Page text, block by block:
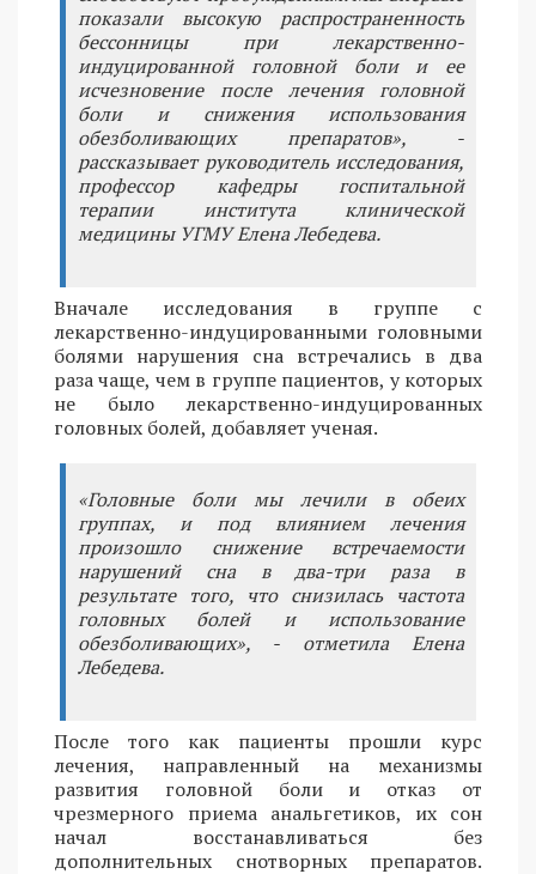
показали высокую распространенность
бессонницы при лекарственно-
индуцированной головной боли и ее
исчезновение после лечения головной
боли и снижения использования
обезболивающих препаратов», -
рассказывает руководитель исследования,
профессор кафедры госпитальной
терапии института клинической
медицины УГМУ Елена Лебедева.
Вначале исследования в группе с
лекарственно-индуцированными головными
болями нарушения сна встречались в два
раза чаще, чем в группе пациентов, у которых
не было лекарственно-индуцированных
головных болей, добавляет ученая.
«Головные боли мы лечили в обеих
группах, и под влиянием лечения
произошло снижение встречаемости
нарушений сна в два-три раза в
результате того, что снизилась частота
головных болей и использование
обезболивающих», - отметила Елена
Лебедева.
После того как пациенты прошли курс
лечения, направленный на механизмы
развития головной боли и отказ от
чрезмерного приема анальгетиков, их сон
начал восстанавливаться без
дополнительных снотворных препаратов.